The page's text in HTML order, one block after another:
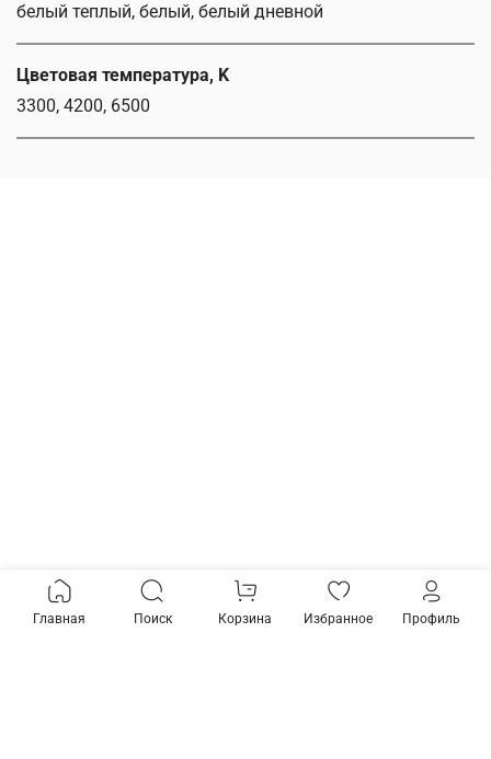
белый теплый, белый, белый дневной
Цветовая температура, K
3300, 4200, 6500
Главная Поиск Корзина Избранное Профиль